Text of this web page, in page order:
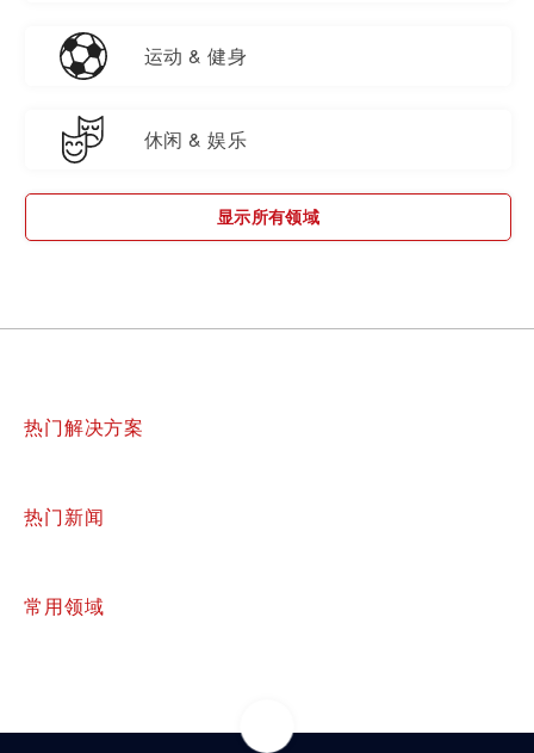
运动 & 健身
休闲 & 娱乐
显示所有领域
热门解决方案
热门新闻
常用领域